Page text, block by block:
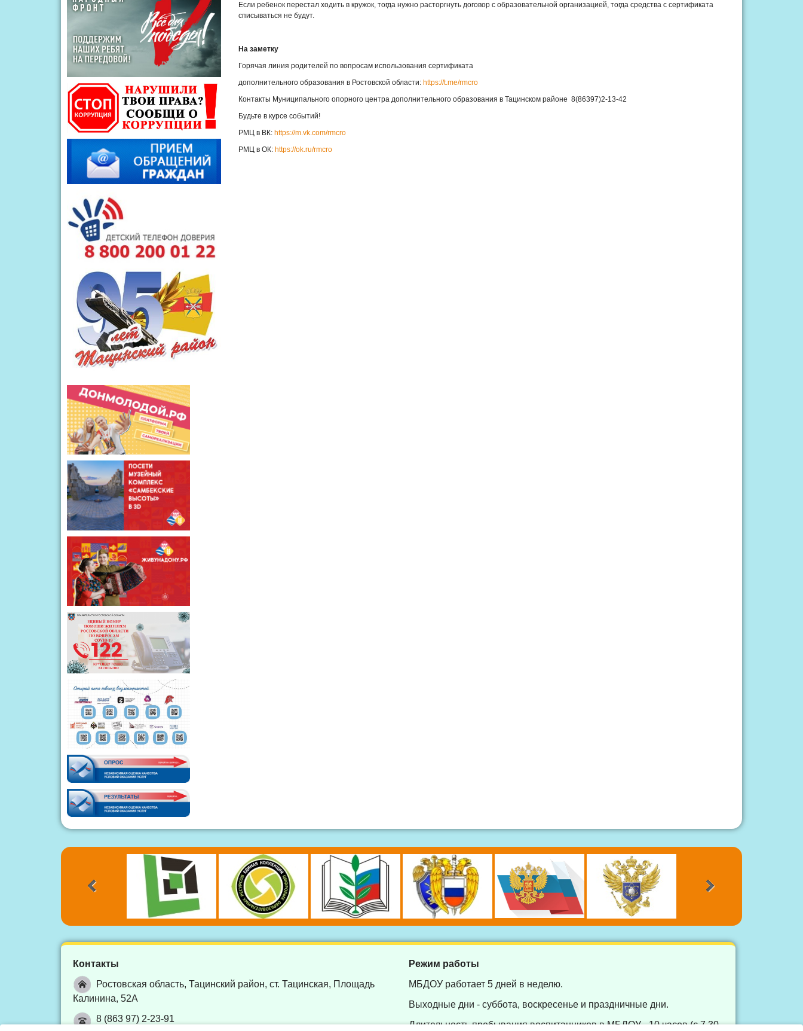
Если ребенок перестал ходить в кружок, тогда нужно расторгнуть договор с образовательной организацией, тогда средства с сертификата
списываться не будут.
На заметку
Горячая линия родителей по вопросам использования сертификата
дополнительного образования в Ростовской области: https://t.me/rmcro
Контакты Муниципального опорного центра дополнительного образования в Тацинском районе 8(86397)2-13-42
Будьте в курсе событий!
РМЦ в ВК: https://m.vk.com/rmcro
РМЦ в ОК: https://ok.ru/rmcro
Контакты
Ростовская область, Тацинский район, ст. Тацинская, Площадь
Калинина, 52А
8 (863 97) 2-23-91
Режим работы
МБДОУ работает 5 дней в неделю.
Выходные дни - суббота, воскресенье и праздничные дни.
Длительность пребывания воспитанников в МБДОУ - 10 часов (с 7.30